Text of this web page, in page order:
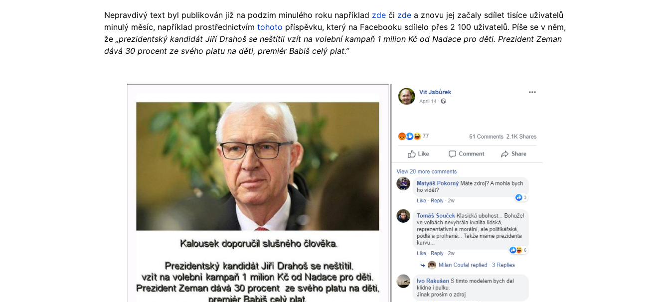
Nepravdivý text byl publikován již na podzim minulého roku například zde či zde a znovu jej začaly sdílet tisíce uživatelů
minulý měsíc, například prostřednictvím tohoto příspěvku, který na Facebooku sdílelo přes 2 100 uživatelů. Píše se v něm,
že „prezidentský kandidát Jiří Drahoš se neštítil vzít na volební kampaň 1 milion Kč od Nadace pro děti. Prezident Zeman
dává 30 procent ze svého platu na děti, premiér Babiš celý plat.”